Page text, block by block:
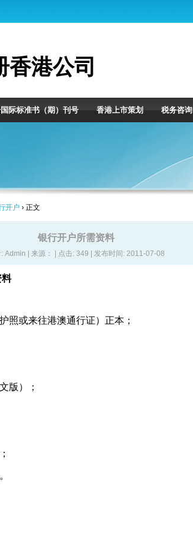
香港公司
际标准书（期）刊号 香港上市策划 税务咨询
开户 › 正文
银行开户所需资料
Admin | 来源： | 点击: 349 | 发布时间: 2011-07-08
照或来往港澳通行证）正本；
版）；